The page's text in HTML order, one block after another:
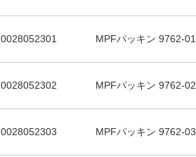
0028052301 MPFパッキン 9762-01
0028052302 MPFパッキン 9762-02
0028052303 MPFパッキン 9762-03